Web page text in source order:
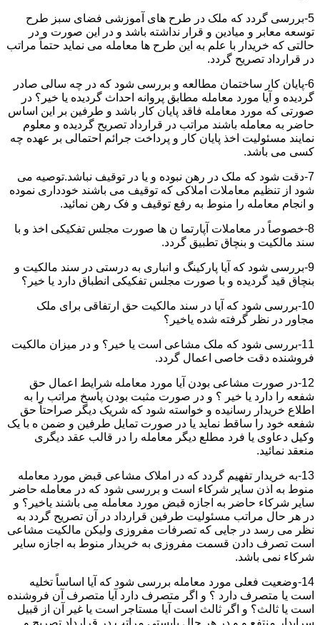
5-بررسی گردد که ملک در طرح های آموزشی فضای سبز طرح
توسعه معابر و میادین و قرار نداشته باشد و در این صورت و در
حالتی که خریدار با علم به این طرح ها معامله می نماید حتماً مراتب
در قرارداد تصریح گردد.
6-پایان کار ساختمان مطالعه و بررسی شود که در چه سالی صادر
گردیده و آیا مورد معامله مطابق پروانه احداث گردیده یا خیر؟ در
صورتی که مورد معامله فاقد پایان کار باشد و طرفین بر این اساس
حاضر به معامله باشند مراتب در قرارداد تصریح گردیده و معلوم
نمایند مسئولیت اخذ پایان کار و پرداخت جرائم احتمالی بر عهده چه
کسی می باشد.
7-دقت شود که ملک در رهن نبوده و یا در توقیف نباشد.توصیه می
شود از تنظیم معاملات املاکی که توقیف می باشند خودداری نموده
و انجام معامله را منوط به رفع توقیف و فک رهن نمائید.
8-خصوصاً در معاملات آپارتما ن ها صورت مجلس تفکیکی اخذ و با
سند مالکیت و بنچاق تطبیق گردد.
9-بررسی شود که آیا پارکینگ و انباری به درستی در سند مالکیت و
بنچاق قید گردیده و با صورت مجلس تفکیکی انطباق دارد یا خیر؟
10-بررسی شود که آیا در سند مالکیت حق ارتفاقی برای ملک
مجاور در نظر گرفته شده یاخیر؟
11-بررسی شود که ملک مشاعی است یا خیر؟ و در میزان مالکیت
فروشنده دقت خاصی اعمال گردد.
12-در صورت مشاعی بودن آیا مورد معامله شرایط اعمال حق
شفعه را دارد یا خیر ؟ و در صورت مثبت بودن پاسخ مراتب را به
اطلاع خریدار رسانیده و خواسته شود که شریک دیگر صراحتاً حق
شفعه خود را ساقط نماید یا در صورت تمایل طرفین و ضمن ه با یک
وکیل دعاوی یا فرد مطلع دیگر معامله را در قالب عقد دیگری
منعقد نمائید.
13-به خریدار تفهیم گردد که در املاک مشاعی قبض مورد معامله
منوط به اذن سایر شرکاء است و بررسی شود که در معامله حاضر
سایر شرکاء حاضر به اجازه قبض مورد معامله می باشند یاخیر؟ و
در هر حال مراتب مسئولیت طرفین قرارداد در آن تصریح گردد به
نظر می رسد در جایی که تصرفات مفروزی ولیکن مالکیت مشاعی
است تصرف دادن قسمت مفروزی به خریدار منوط به اجازه سایر
شرکاء نمی باشد.
14-وضعیت فعلی مورد معامله بررسی شود که آیا اساساً تخلیه
است یا متصرف دارد ؟ و اگر متصرف دارد آیا متصرف آن فروشنده
است یا ثالث؟ و اگر ثالث است آیا مستاجر است یا غیر آن از قبیل
سرایدار منتفع و و در هر حال بایستی مراتب در قرارداد تصریح و